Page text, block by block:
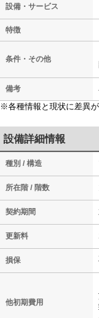
設備・サービス
特徴
条件・その他
備考
※各種情報と現状に差異が
設備詳細情報
種別 / 構造
所在階 / 階数
契約期間
更新料
損保
他初期費用